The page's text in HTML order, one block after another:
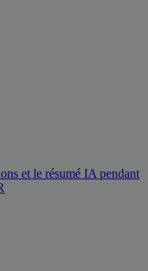
et le résumé IA pendant